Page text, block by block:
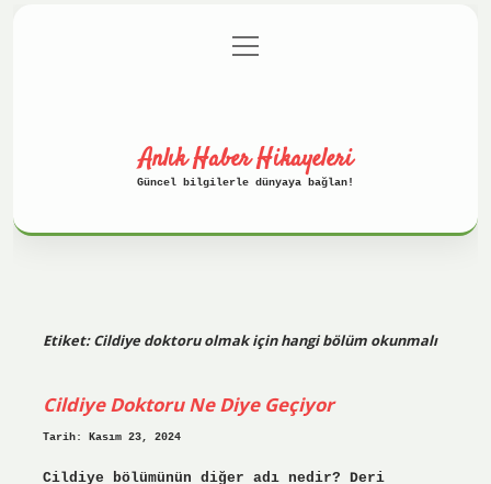
Gizlilik Politikası
menüyü
aç
Anlık Haber Hikayeleri
Güncel bilgilerle dünyaya bağlan!
Etiket:Cildiye doktoru olmak için hangi bölüm okunmalı
Cildiye Doktoru Ne Diye Geçiyor
Tarih: Kasım 23, 2024
Cildiye bölümünün diğer adı nedir? Deri